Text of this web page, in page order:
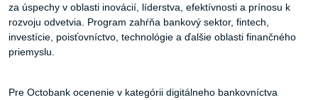
za úspechy v oblasti inovácií, líderstva, efektívnosti a prínosu k
rozvoju odvetvia. Program zahŕňa bankový sektor, fintech,
investície, poisťovníctvo, technológie a ďalšie oblasti finančného
priemyslu.
Pre Octobank ocenenie v kategórii digitálneho bankovníctva